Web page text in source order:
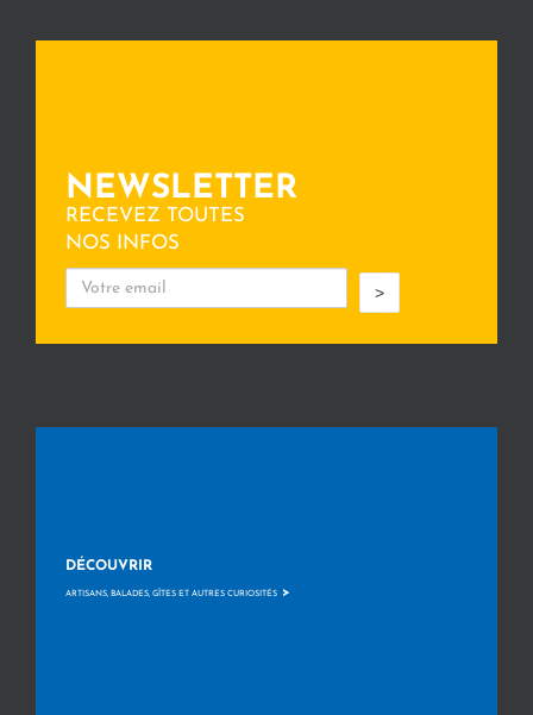
NEWSLETTER
RECEVEZ TOUTES
NOS INFOS
>
DÉCOUVRIR
ARTISANS, BALADES, GÎTES ET AUTRES CURIOSITÉS >